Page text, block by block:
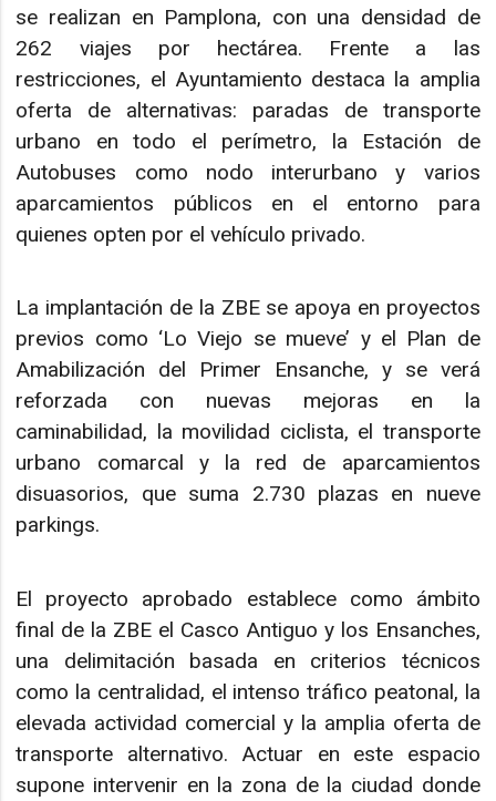
se realizan en Pamplona, con una densidad de
262 viajes por hectárea. Frente a las
restricciones, el Ayuntamiento destaca la amplia
oferta de alternativas: paradas de transporte
urbano en todo el perímetro, la Estación de
Autobuses como nodo interurbano y varios
aparcamientos públicos en el entorno para
quienes opten por el vehículo privado.
La implantación de la ZBE se apoya en proyectos
previos como ‘Lo Viejo se mueve’ y el Plan de
Amabilización del Primer Ensanche, y se verá
reforzada con nuevas mejoras en la
caminabilidad, la movilidad ciclista, el transporte
urbano comarcal y la red de aparcamientos
disuasorios, que suma 2.730 plazas en nueve
parkings.
El proyecto aprobado establece como ámbito
final de la ZBE el Casco Antiguo y los Ensanches,
una delimitación basada en criterios técnicos
como la centralidad, el intenso tráfico peatonal, la
elevada actividad comercial y la amplia oferta de
transporte alternativo. Actuar en este espacio
supone intervenir en la zona de la ciudad donde